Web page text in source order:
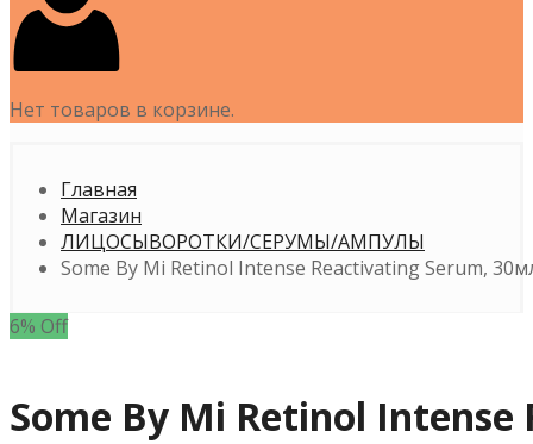
Нет товаров в корзине.
Главная
Магазин
ЛИЦОСЫВОРОТКИ/СЕРУМЫ/АМПУЛЫ
Some By Mi Retinol Intense Reactivating Serum,
6% Off
Some By Mi Retinol